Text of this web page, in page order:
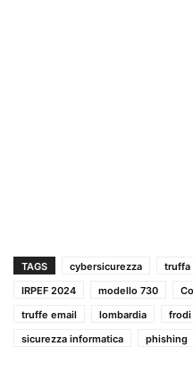
TAGS cybersicurezza truffa
IRPEF 2024
modello 730
truffe email
lombardia
sicurezza informatica
phishing